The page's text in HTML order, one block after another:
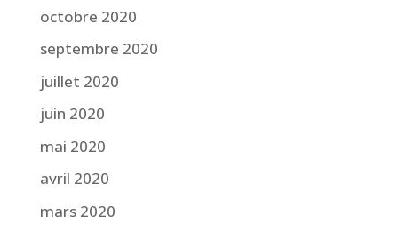
octobre 2020
septembre 2020
juillet 2020
juin 2020
mai 2020
avril 2020
mars 2020